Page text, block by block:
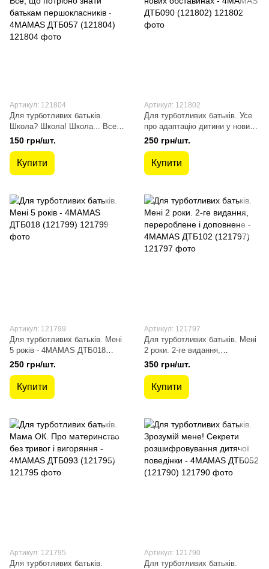
Артикул: 121804
Для турботливих батьків.
Школа? Школа! Школа... Все,
що потрібно знати батькам
першокласників - 4MAMAS
ДТБ057 (121804)
150 грн/шт.
Купити
Артикул: 121802
Для турботливих батьків. Усе
про адаптацію дитини у нових
обставинах - 4MAMAS ДТБ090
(121802)
250 грн/шт.
Купити
Артикул: 121799
Для турботливих батьків. Мені
5 років - 4MAMAS ДТБ018
(121799)
250 грн/шт.
Купити
Артикул: 121797
Для турботливих батьків. Мені
2 роки. 2-ге видання,
перероблене і доповнене -
4MAMAS ДТБ102 (121797)
350 грн/шт.
Купити
Артикул: 121795
Для турботливих батьків.
Артикул: 121790
Для турботливих батьків.